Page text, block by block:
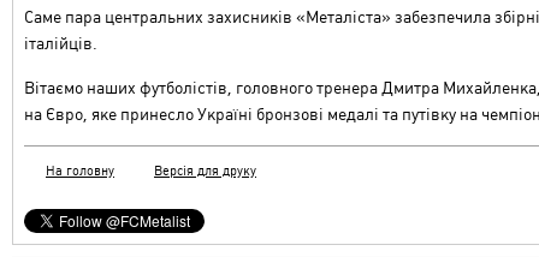
Саме пара центральних захисників «Металіста» забезпечила
італійців.
Вітаємо наших футболістів, головного тренера Дмитра
на Євро, яке принесло Україні бронзові медалі та путівку на
На головну Версія для друку